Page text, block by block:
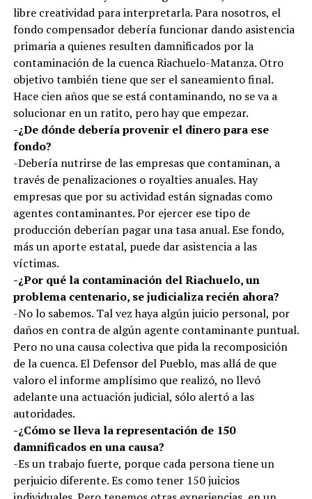
libre creatividad para interpretarla. Para nosotros, el
fondo compensador debería funcionar dando asistencia
primaria a quienes resulten damnificados por la
contaminación de la cuenca Riachuelo-Matanza. Otro
objetivo también tiene que ser el saneamiento final.
Hace cien años que se está contaminando, no se va a
solucionar en un ratito, pero hay que empezar.
-¿De dónde debería provenir el dinero para ese
fondo?
-Debería nutrirse de las empresas que contaminan, a
través de penalizaciones o royalties anuales. Hay
empresas que por su actividad están signadas como
agentes contaminantes. Por ejercer ese tipo de
producción deberían pagar una tasa anual. Ese fondo,
más un aporte estatal, puede dar asistencia a las
víctimas.
-¿Por qué la contaminación del Riachuelo, un
problema centenario, se judicializa recién ahora?
-No lo sabemos. Tal vez haya algún juicio personal, por
daños en contra de algún agente contaminante puntual.
Pero no una causa colectiva que pida la recomposición
de la cuenca. El Defensor del Pueblo, mas allá de que
valoro el informe amplísimo que realizó, no llevó
adelante una actuación judicial, sólo alertó a las
autoridades.
-¿Cómo se lleva la representación de 150
damnificados en una causa?
-Es un trabajo fuerte, porque cada persona tiene un
perjuicio diferente. Es como tener 150 juicios